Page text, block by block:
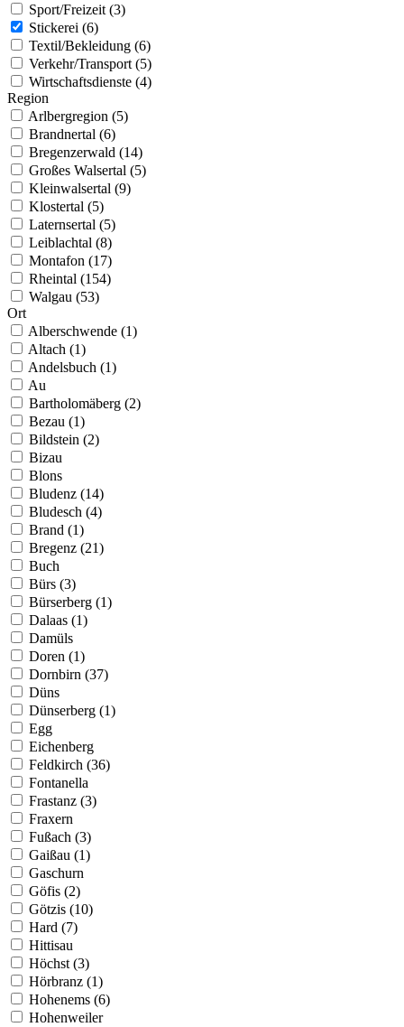
Sport/Freizeit (3)
Stickerei (6)
Textil/Bekleidung (6)
Verkehr/Transport (5)
Wirtschaftsdienste (4)
Region
Arlbergregion (5)
Brandnertal (6)
Bregenzerwald (14)
Großes Walsertal (5)
Kleinwalsertal (9)
Klostertal (5)
Laternsertal (5)
Leiblachtal (8)
Montafon (17)
Rheintal (154)
Walgau (53)
Ort
Alberschwende (1)
Altach (1)
Andelsbuch (1)
Au
Bartholomäberg (2)
Bezau (1)
Bildstein (2)
Bizau
Blons
Bludenz (14)
Bludesch (4)
Brand (1)
Bregenz (21)
Buch
Bürs (3)
Bürserberg (1)
Dalaas (1)
Damüls
Doren (1)
Dornbirn (37)
Düns
Dünserberg (1)
Egg
Eichenberg
Feldkirch (36)
Fontanella
Frastanz (3)
Fraxern
Fußach (3)
Gaißau (1)
Gaschurn
Göfis (2)
Götzis (10)
Hard (7)
Hittisau
Höchst (3)
Hörbranz (1)
Hohenems (6)
Hohenweiler